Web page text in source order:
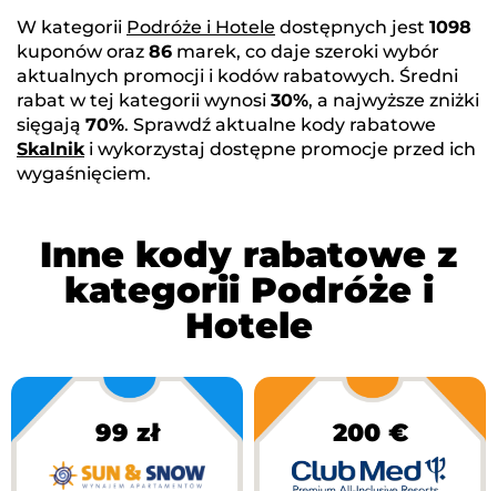
W kategorii Podróże i Hotele dostępnych jest 1098
kuponów oraz 86 marek, co daje szeroki wybór
aktualnych promocji i kodów rabatowych. Średni
rabat w tej kategorii wynosi 30%, a najwyższe zniżki
sięgają 70%. Sprawdź aktualne kody rabatowe
Skalnik i wykorzystaj dostępne promocje przed ich
wygaśnięciem.
Inne kody rabatowe z
kategorii Podróże i
Hotele
99 zł 200 €